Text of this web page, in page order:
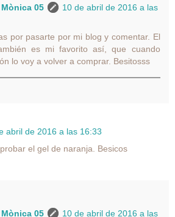
05
10 de abril de 2016 a las
por pasarte por mi blog y comentar. El
es mi favorito así, que cuando
lo voy a volver a comprar. Besitosss
abril de 2016 a las 16:33
el gel de naranja. Besicos
05 10 de abril de 2016 a las